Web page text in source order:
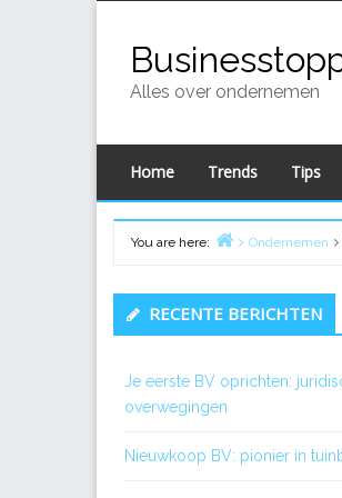
content
Alles over ondernemen
Home Trends Tips
You are here:
Ondernemen
Primary
Sidebar
RECENTE BERICHTEN
Je eerste BV oprichten:
overwegingen
Nieuwkoop BV: pionier in